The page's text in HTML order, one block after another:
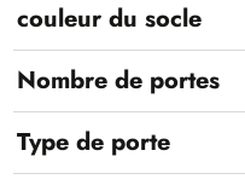
couleur du socle
Nombre de portes
Type de porte